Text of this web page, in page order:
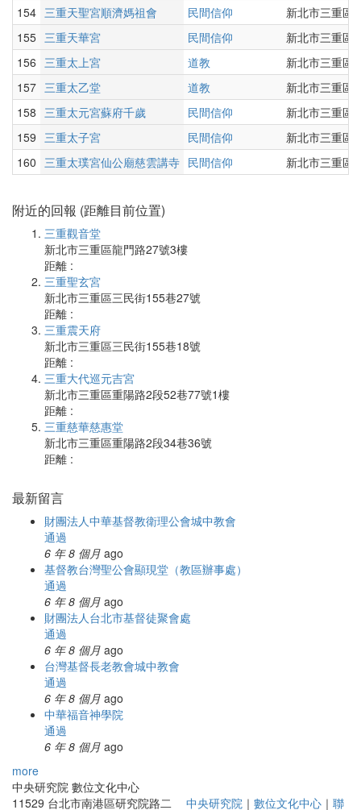
154 三重天聖宮順濟媽祖會 民間信仰
新北市三重區
155 三重天華宮 民間信仰
新北市三重區
156 三重太上宮 道教
新北市三重區
157 三重太乙堂 道教
新北市三重區
158 三重太元宮蘇府千歲 民間信仰
新北市三重區
159 三重太子宮 民間信仰
新北市三重區
160 三重太璞宮仙公廟慈雲講寺 民間信仰 新北市三重區
附近的回報 (距離目前位置)
三重觀音堂
新北市三重區龍門路27號3樓
距離 :
三重聖玄宮
新北市三重區三民街155巷27號
距離 :
三重震天府
新北市三重區三民街155巷18號
距離 :
三重大代巡元吉宮
新北市三重區重陽路2段52巷77號1樓
距離 :
三重慈華慈惠堂
新北市三重區重陽路2段34巷36號
距離 :
最新留言
財團法人中華基督教衛理公會城中教會
通過
6 年 8 個月 ago
基督教台灣聖公會顯現堂（教區辦事處）
通過
6 年 8 個月 ago
財團法人台北市基督徒聚會處
通過
6 年 8 個月 ago
台灣基督長老教會城中教會
通過
6 年 8 個月 ago
中華福音神學院
通過
6 年 8 個月 ago
more
中央研究院 數位文化中心
11529 台北市南港區研究院路二
中央研究院｜ 數位文化中心｜ 聯